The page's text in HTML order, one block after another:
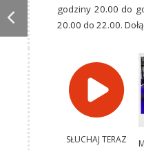
godziny 20.00 do
20.00 do 22.00.
SŁUCHAJ TERAZ